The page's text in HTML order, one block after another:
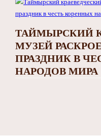
ТАЙМЫРСКИЙ
МУЗЕЙ
ПРАЗДНИК В
НАРОДОВ МИРА